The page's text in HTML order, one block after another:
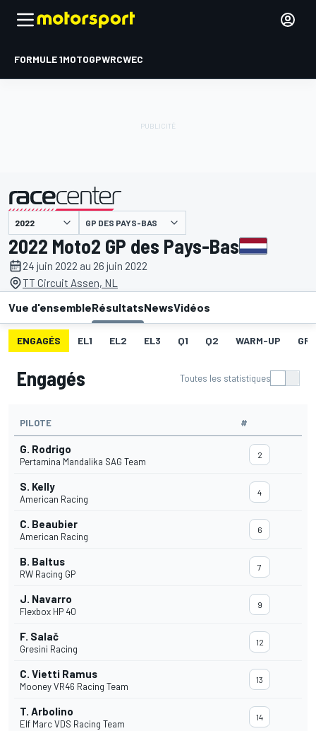
FORMULE 1MOTOGPWRCWEC
présenté par GP DES PAYS-BAS
2022 Moto2 GP des Pays-Bas
24 juin 2022 au 26 juin 2022
TT Circuit Assen, NL
Vue d'ensembleRésultatsNewsVidéos
ENGAGÉS EL1 EL2 EL3 Q1 Q2 WARM-UP
Engagés Toutes les statistiques
PILOTE #
G. Rodrigo
Pertamina Mandalika SAG Team
2
S. Kelly
American Racing
4
C. Beaubier
American Racing
6
B. Baltus
RW Racing GP
7
J. Navarro
Flexbox HP 40
9
F. Salač
Gresini Racing
12
C. Vietti Ramus
Mooney VR46 Racing Team
13
T. Arbolino
Elf Marc VDS Racing Team
14